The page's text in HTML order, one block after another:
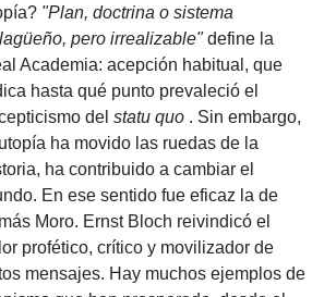
"Plan, doctrina o sistema
pero irrealizable"define la
Academia: acepción habitual, que
hasta qué punto prevaleció el
del statu quo . Sin embargo,
ha movido las ruedas de la
ha contribuido a cambiar el
En ese sentido fue eficaz la de
Moro. Ernst Bloch reivindicó el
profético, crítico y movilizador de
mensajes. Hay muchos ejemplos de